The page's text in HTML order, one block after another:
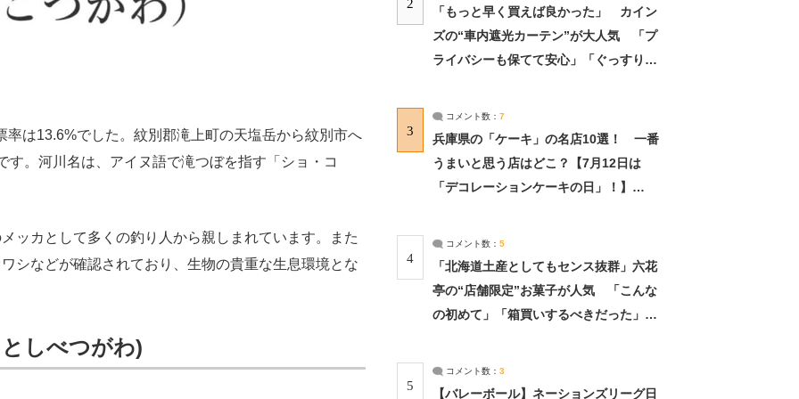
は13.6%でした。紋別郡滝上町の天塩岳から紋別市へ
。河川名は、アイヌ語で滝つぼを指す「ショ・コ
カとして多くの釣り人から親しまれています。また
シなどが確認されており、生物の貴重な生息環境とな
しべつがわ)
2
「もっと早く買えば良かった」 カイン
ズの“車内遮光カーテン”が大人気 「プ
ライバシーも保てて安心」「ぐっすり眠
3
コメント数： 7
兵庫県の「ケーキ」の名店10選！ 一番
うまいと思う店はどこ？【7月12日は
「デコレーションケーキの日」！】
4
コメント数： 5
「北海道土産としてもセンス抜群」六花
亭の“店舗限定”お菓子が人気 「こんな
の初めて」「箱買いするべきだった」
5
コメント数： 3
【バレーボール】ネーションズリーグ日